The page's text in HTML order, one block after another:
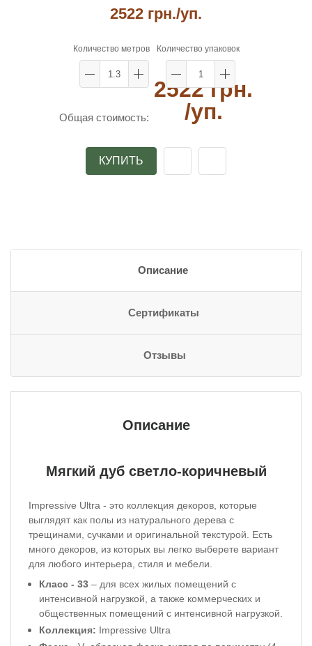
2522 грн./уп.
Количество метров Количество упаковок
Общая стоимость:
2522 грн.
/уп.
КУПИТЬ
Описание
Сертификаты
Отзывы
Описание
Мягкий дуб светло-коричневый
Impressive Ultra - это коллекция декоров, которые
выглядят как полы из натурального дерева с
трещинами, сучками и оригинальной текстурой. Есть
много декоров, из которых вы легко выберете вариант
для любого интерьера, стиля и мебели.
Класс - 33 – для всех жилых помещений с
интенсивной нагрузкой, а также коммерческих и
общественных помещений с интенсивной нагрузкой.
Коллекция: Impressive Ultra